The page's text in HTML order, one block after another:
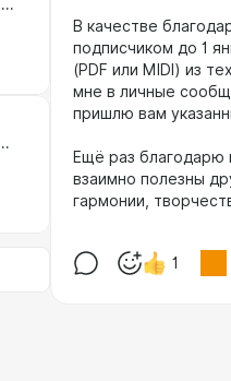
В качестве
подписчиком до 1
(PDF или MIDI) из
мне в личные
пришлю вам
Ещё раз благодарю
взаимно полезны
гармонии,
1